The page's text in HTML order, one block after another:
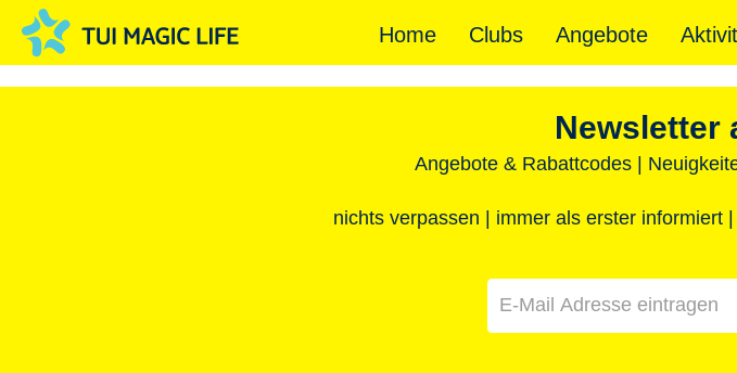
Home Clubs Angebote
Newsletter
Angebote & Rabattcodes |
nichts verpassen | immer als erster informiert